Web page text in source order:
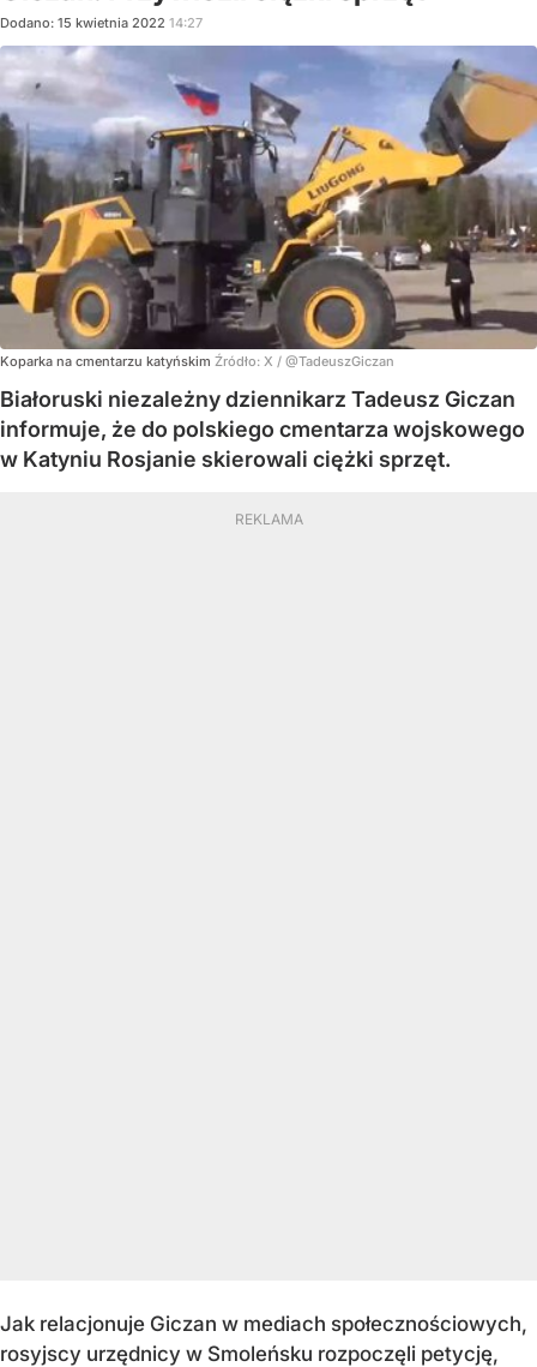
Dodano: 15 kwietnia 2022 14:27
Koparka na cmentarzu katyńskim Źródło: X / @TadeuszGiczan
Białoruski niezależny dziennikarz Tadeusz Giczan
informuje, że do polskiego cmentarza wojskowego
w Katyniu Rosjanie skierowali ciężki sprzęt.
Jak relacjonuje Giczan w mediach społecznościowych,
rosyjscy urzędnicy w Smoleńsku rozpoczęli petycję,